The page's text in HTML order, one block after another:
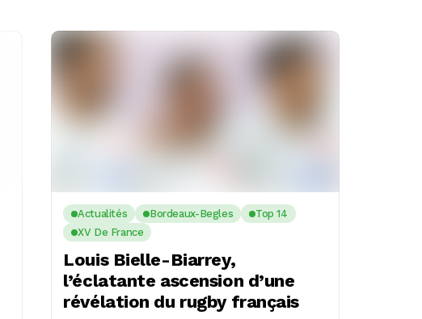
Actualités Bordeaux-Begles
Top 14
XV De France
Louis Bielle-Biarrey,
l’éclatante ascension d’une
révélation du rugby français